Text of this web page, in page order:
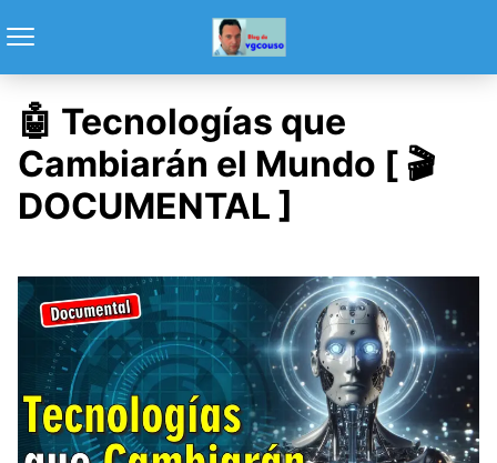
🤖 Tecnologías que
Cambiarán el Mundo [ 🎬
DOCUMENTAL ]